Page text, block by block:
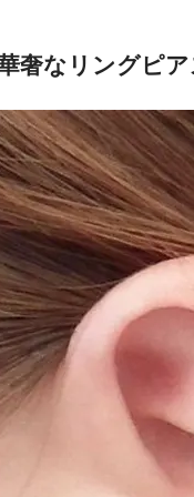
奢なリングピ